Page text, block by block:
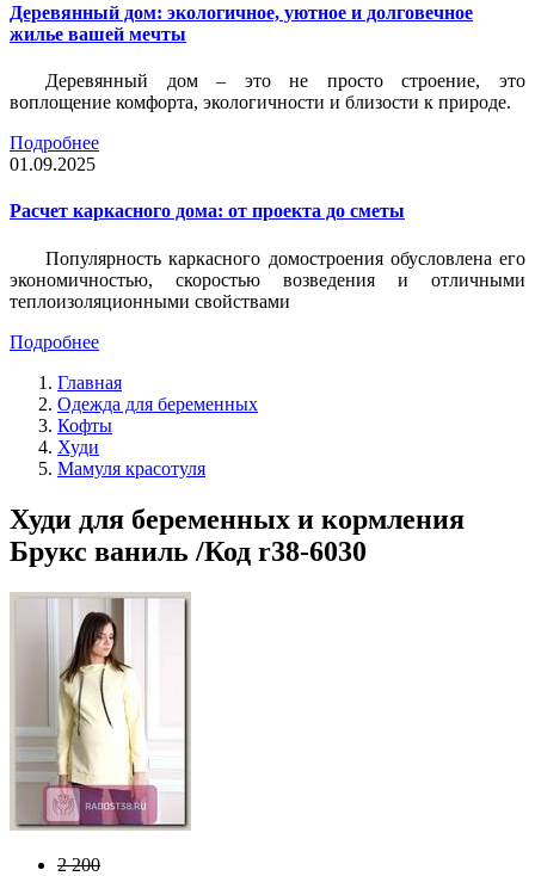
Деревянный дом: экологичное, уютное и долговечное
жилье вашей мечты
Деревянный дом – это не просто строение, это
воплощение комфорта, экологичности и близости к природе.
Подробнее
01.09.2025
Расчет каркасного дома: от проекта до сметы
Популярность каркасного домостроения обусловлена его
экономичностью, скоростью возведения и отличными
теплоизоляционными свойствами
Подробнее
Главная
Одежда для беременных
Кофты
Худи
Мамуля красотуля
Худи для беременных и кормления
Брукс ваниль /Код r38-6030
2 200